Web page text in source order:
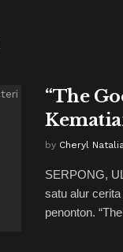
“The
by Cheryl
SERPONG,
satu alur
penonton.